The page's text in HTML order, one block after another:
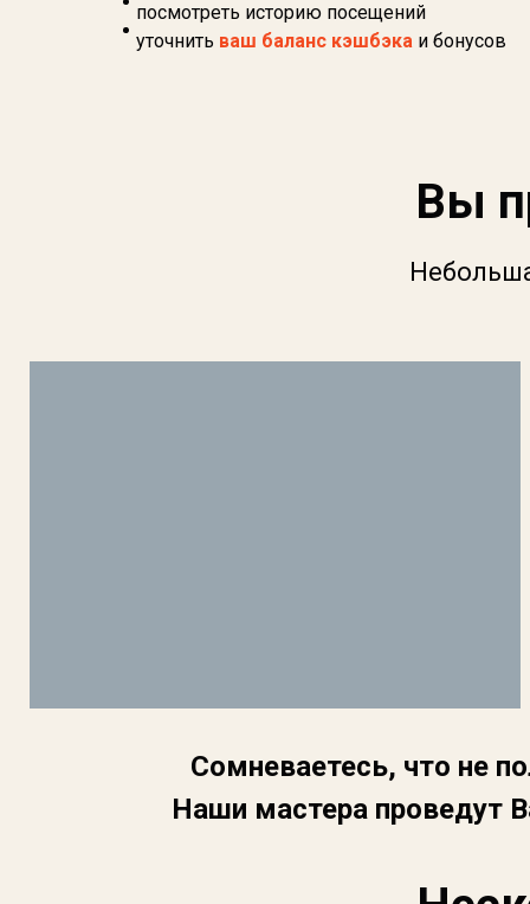
посмотреть историю посещений
уточнить ваш баланс кэшбэка и бонусов
Вы
Сомневаетесь, что не
Наши мастера проведут